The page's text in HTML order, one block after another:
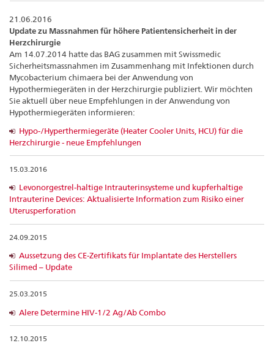
21.06.2016
Update zu Massnahmen für höhere Patientensicherheit in der
Herzchirurgie
Am 14.07.2014 hatte das BAG zusammen mit Swissmedic
Sicherheitsmassnahmen im Zusammenhang mit Infektionen durch
Mycobacterium chimaera bei der Anwendung von
Hypothermiegeräten in der Herzchirurgie publiziert. Wir möchten
Sie aktuell über neue Empfehlungen in der Anwendung von
Hypothermiegeräten informieren:
Hypo-/Hyperthermiegeräte (Heater Cooler Units, HCU) für die
Herzchirurgie - neue Empfehlungen
15.03.2016
Levonorgestrel-haltige Intrauterinsysteme und kupferhaltige
Intrauterine Devices: Aktualisierte Information zum Risiko einer
Uterusperforation
24.09.2015
Aussetzung des CE-Zertifikats für Implantate des Herstellers
Silimed – Update
25.03.2015
Alere Determine HIV-1/2 Ag/Ab Combo
12.10.2015